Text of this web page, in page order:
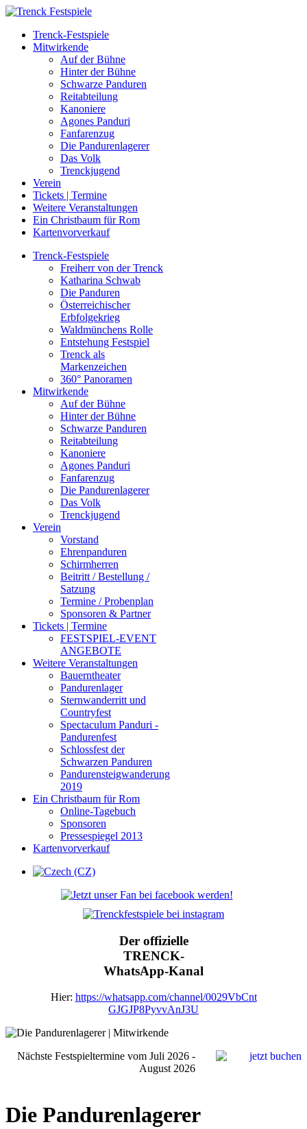
Trenck-Festspiele
Mitwirkende
Auf der Bühne
Hinter der Bühne
Schwarze Panduren
Reitabteilung
Kanoniere
Agones Panduri
Fanfarenzug
Die Pandurenlagerer
Das Volk
Trenckjugend
Verein
Tickets | Termine
Weitere Veranstaltungen
Ein Christbaum für Rom
Kartenvorverkauf
Trenck-Festspiele
Freiherr von der Trenck
Katharina Schwab
Die Panduren
Österreichischer
Erbfolgekrieg
Waldmünchens Rolle
Entstehung Festspiel
Trenck als
Markenzeichen
360° Panoramen
Mitwirkende
Auf der Bühne
Hinter der Bühne
Schwarze Panduren
Reitabteilung
Kanoniere
Agones Panduri
Fanfarenzug
Die Pandurenlagerer
Das Volk
Trenckjugend
Verein
Vorstand
Ehrenpanduren
Schirmherren
Beitritt / Bestellung /
Satzung
Termine / Probenplan
Sponsoren & Partner
Tickets | Termine
FESTSPIEL-EVENT
ANGEBOTE
Weitere Veranstaltungen
Bauerntheater
Pandurenlager
Sternwanderritt und
Countryfest
Spectaculum Panduri -
Pandurenfest
Schlossfest der
Schwarzen Panduren
Pandurensteigwanderung
2019
Ein Christbaum für Rom
Online-Tagebuch
Sponsoren
Pressespiegel 2013
Kartenvorverkauf
Der offizielle
TRENCK-
WhatsApp-Kanal
Hier: https://whatsapp.com/channel/0029VbCnt
GJGJP8PyvvAnJ3U
Nächste Festspieltermine vom Juli 2026 -
August 2026
Die Pandurenlagerer